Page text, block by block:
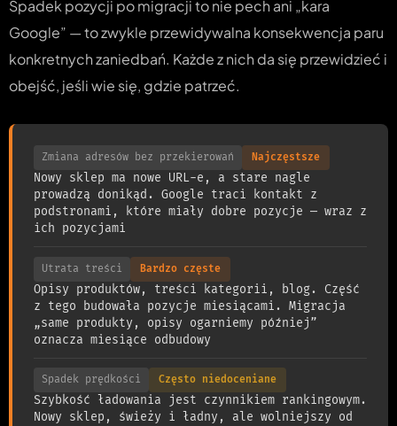
Spadek pozycji po migracji to nie pech ani „kara
Google” — to zwykle przewidywalna konsekwencja paru
konkretnych zaniedbań. Każde z nich da się przewidzieć i
obejść, jeśli wie się, gdzie patrzeć.
Zmiana adresów bez przekierowań
Nowy sklep ma nowe URL-e, a stare nagle
prowadzą donikąd. Google traci kontakt z
podstronami, które miały dobre pozycje — wraz z
ich pozycjami
Najczęstsze
Utrata treści
Opisy produktów, treści kategorii, blog. Część
z tego budowała pozycje miesiącami. Migracja
„same produkty, opisy ogarniemy później”
oznacza miesiące odbudowy
Bardzo częste
Spadek prędkości
Szybkość ładowania jest czynnikiem rankingowym.
Nowy sklep, świeży i ładny, ale wolniejszy od
Często niedoceniane